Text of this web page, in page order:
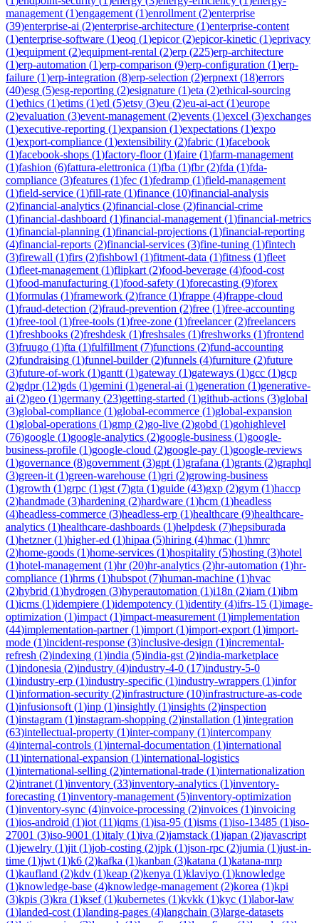
management (1)engagement (1)enrollment (2)enterprise
(39)enterprise-ai (2)enterprise-architecture (1)enterprise-content
(1)enterprise-software (1)eoq (1)epicor(2)epicor-kinetic (1)eprivacy
(1)equipment (2)equipment-rental (2)erp (225)erp-architecture
(1)erp-automation (1)erp-comparison (9)erp-configuration (1)erp-
failure (1)erp-integration (8)erp-selection (2)erpnext (18)errors
(40)esg (5)esg-reporting (2)esignature (1)eta (2)ethical-sourcing
(1)ethics (1)etims (1)etl (5)etsy (3)eu (2)eu-ai-act (1)europe
(2)evaluation (3)event-management (2)events (1)excel (3)exchanges
(1)executive-reporting (1)expansion (1)expectations (1)expo
(1)export-compliance (1)extensibility (2)fabric (1)facebook
(1)facebook-shops (1)factory-floor(1)faire (1)farm-management
(1)fashion (6)fattura-elettronica (1)fba (1)fbr(2)fda (1)fda-
compliance (3)features (1)fec (1)fedramp (1)field-management
(1)field-service (1)fill-rate (1)finance (10)financial-analysis
(2)financial-analytics (2)financial-close (2)financial-crime
(1)financial-dashboard (1)financial-management (1)financial-metrics
(1)financial-planning (1)financial-projections (1)financial-reporting
(4)financial-reports (2)financial-services (3)fine-tuning (1)fintech
(3)firewall (1)firs (2)fishbowl (1)fitment-data (1)fitness (1)fleet
(1)fleet-management (1)flipkart (2)food-beverage (4)food-cost
(1)food-manufacturing (1)food-safety (1)forecasting (9)forex
(1)formulas (1)framework (2)france (1)frappe (4)frappe-cloud
(1)fraud-detection (2)fraud-prevention (2)free (1)free-accounting
(1)free-tool (1)free-tools (1)free-zone (1)freelancer(2)freelancers
(1)freshbooks (2)freshdesk (1)freshsales (1)freshworks (1)frontend
(3)fruugo (1)fta (1)fulfillment (7)functions (2)fund-accounting
(2)fundraising (1)funnel-builder(2)funnels (4)furniture (2)future
(3)future-of-work (1)gantt (1)gateway (1)gateways (1)gcc (1)gcp
(2)gdpr(12)gds (1)gemini (1)general-ai (1)generation (1)generative-
ai (2)geo (1)germany (23)getting-started (1)github-actions (3)global
(3)global-compliance (1)global-ecommerce (1)global-expansion
(1)global-operations (1)gmp (2)go-live (2)gobd (1)gohighlevel
(76)google (1)google-analytics (2)google-business (1)google-
business-profile (1)google-cloud (2)google-pay (1)google-reviews
(1)governance (8)government (3)gpt (1)grafana (1)grants (2)graphql
(3)green-it (1)green-warehouse (1)gri (2)growing-business
(1)growth (1)grpc (1)gst (7)gta (1)guide (43)gxp (2)gym (1)haccp
(2)handmade (3)hardening (2)hardware (1)hcm (1)headless
(4)headless-commerce (3)headless-erp (1)healthcare (9)healthcare-
analytics (1)healthcare-dashboards (1)helpdesk (7)hepsiburada
(1)hetzner(1)higher-ed (1)hipaa (5)hiring (4)hmac (1)hmrc
(2)home-goods (1)home-services (1)hospitality (5)hosting (3)hotel
(1)hotel-management (1)hr(20)hr-analytics (2)hr-automation (1)hr-
compliance (1)hrms (1)hubspot (7)human-machine (1)hvac
(2)hybrid (1)hydrogen (3)hyperautomation (1)i18n (2)iam (1)ibm
(1)icms (1)idempiere (1)idempotency (1)identity (4)ifrs-15 (1)image-
optimization (1)impact (1)impact-measurement (1)implementation
(44)implementation-partner(1)import (1)import-export (1)import-
mode (1)incident-response (3)inclusive-design (1)incremental-
refresh (2)indexing (1)india (5)india-gst (2)india-marketplace
(1)indonesia (2)industry (4)industry-4-0 (17)industry-5-0
(1)industry-erp (1)industry-specific (1)industry-wrappers (1)infor
(1)information-security (2)infrastructure (10)infrastructure-as-code
(1)infusionsoft (1)inp (1)insightly (1)insights (2)inspection
(1)instagram (1)instagram-shopping (2)installation (1)integration
(63)intellectual-property (1)inter-company (1)intercompany
(4)internal-controls (1)internal-documentation (1)international
(11)international-expansion (1)international-logistics
(1)international-selling (2)international-trade (1)internationalization
(2)intranet (1)inventory (33)inventory-analytics (1)inventory-
forecasting (1)inventory-management (5)inventory-optimization
(1)inventory-sync (4)invoice-processing (2)invoices (1)invoicing
(1)ios-android (1)iot (11)iqms (1)isa-95 (1)isms (1)iso-13485 (1)iso-
27001 (3)iso-9001 (1)italy (1)iva (2)jamstack (1)japan (2)javascript
(1)jewelry (1)jit (1)job-costing (2)jpk (1)json-rpc (2)jumia (1)just-in-
time (1)jwt (1)k6 (2)kafka (1)kanban (3)katana (1)katana-mrp
(1)kaufland (2)kdv (1)keap (2)kenya (1)klaviyo (1)knowledge
(1)knowledge-base (4)knowledge-management (2)korea (1)kpi
(3)kpis (3)kra (1)ksef(1)kubernetes (1)kvkk (1)kyc (1)labor-law
(1)landed-cost (1)landing-pages (4)langchain (3)large-datasets